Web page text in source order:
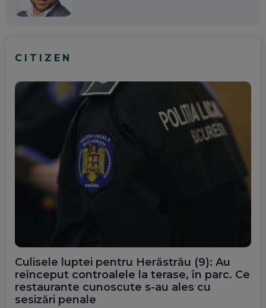
CITIZEN
Culisele luptei pentru Herăstrău (9): Au
reînceput controalele la terase, în parc. Ce
restaurante cunoscute s-au ales cu
sesizări penale